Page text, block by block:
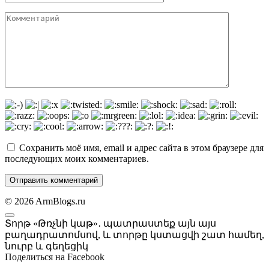
Комментарий
Сохранить моё имя, email и адрес сайта в этом браузере для
последующих моих комментариев.
© 2026 ArmBlogs.ru
Տորթ «Թռչնի կաթ»․ պատրաստեք այն այս
բաղադրատոմսով, և տորթը կստացվի շատ համեղ,
նուրբ և գեղեցիկ
Поделиться на Facebook